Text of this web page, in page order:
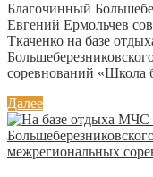
Благочинный
Евгений Ермольчев
Ткаченко на базе
соревнований «Школа
Далее